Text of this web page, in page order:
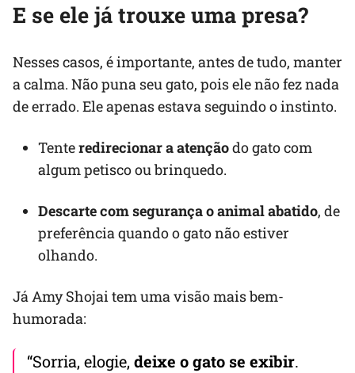
E se ele já trouxe uma presa?
Nesses casos, é importante, antes de tudo, manter
a calma. Não puna seu gato, pois ele não fez nada
de errado. Ele apenas estava seguindo o instinto.
Tenteredirecionar a atençãodo gato com
algum petisco ou brinquedo.
Descarte com segurança o animal abatido, de
preferência quando o gato não estiver
olhando.
Já Amy Shojai tem uma visão mais bem-
humorada:
“Sorria, elogie, deixe o gato se exibir.